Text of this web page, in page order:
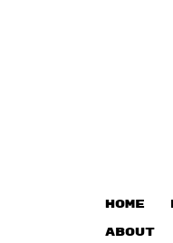
HOME
ABOUT